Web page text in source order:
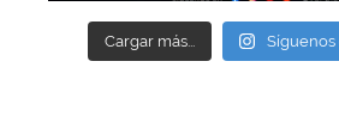
Cargar más... Síguenos